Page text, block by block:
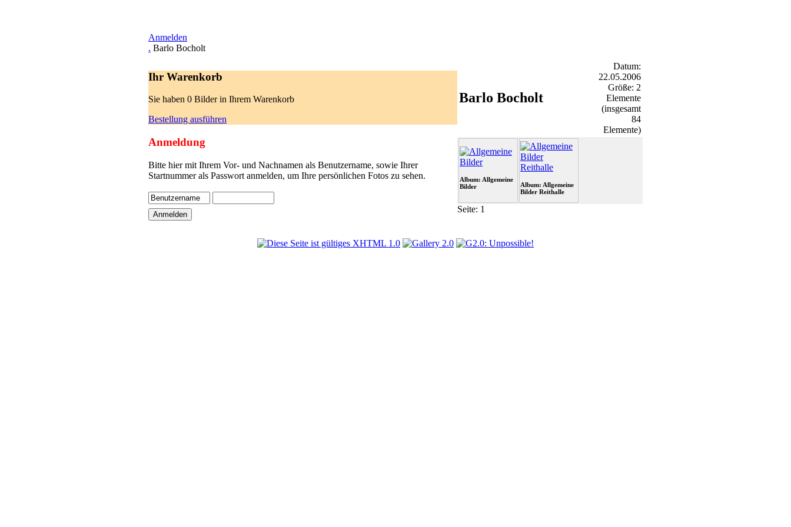
Anmelden
. Barlo Bocholt
Ihr Warenkorb
Sie haben 0 Bilder in Ihrem Warenkorb
Bestellung ausführen
Anmeldung
Bitte hier mit Ihrem Vor- und Nachnamen als Benutzername, sowie Ihrer
Startnummer als Passwort anmelden, um Ihre persönlichen Fotos zu sehen.
Barlo Bocholt
Datum:
22.05.2006
Größe: 2
Elemente
(insgesamt
84
Elemente)
Album: Allgemeine
Bilder
Album: Allgemeine
Bilder Reithalle
Seite: 1